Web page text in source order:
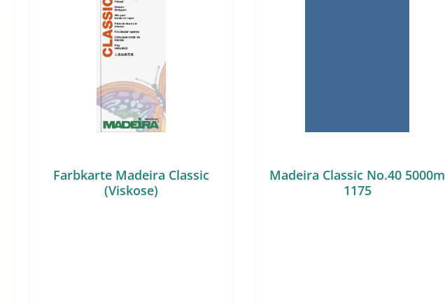
Farbkarte Madeira Classic
(Viskose)
Madeira Classic No.40 5000m
1175